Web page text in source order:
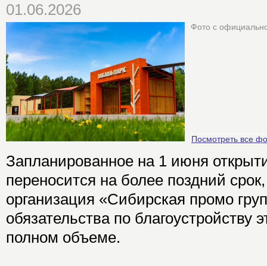
01.06.2026
Фото с
Посмотреть все
Запланированное на 1 июня
переносится на более поздний
организация «Сибирская промо
обязательства по благоустройству
полном объеме.